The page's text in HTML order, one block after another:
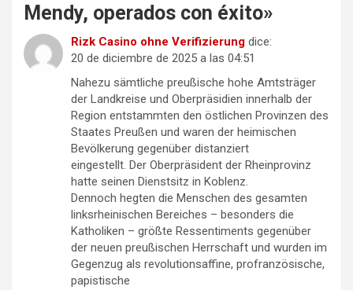
Mendy, operados con éxito»
Rizk Casino ohne Verifizierung dice:
20 de diciembre de 2025 a las 04:51
Nahezu sämtliche preußische hohe Amtsträger
der Landkreise und Oberpräsidien innerhalb der
Region entstammten den östlichen Provinzen des
Staates Preußen und waren der heimischen
Bevölkerung gegenüber distanziert
eingestellt. Der Oberpräsident der Rheinprovinz
hatte seinen Dienstsitz in Koblenz.
Dennoch hegten die Menschen des gesamten
linksrheinischen Bereiches – besonders die
Katholiken – größte Ressentiments gegenüber
der neuen preußischen Herrschaft und wurden im
Gegenzug als revolutionsaffine, profranzösische,
papistische